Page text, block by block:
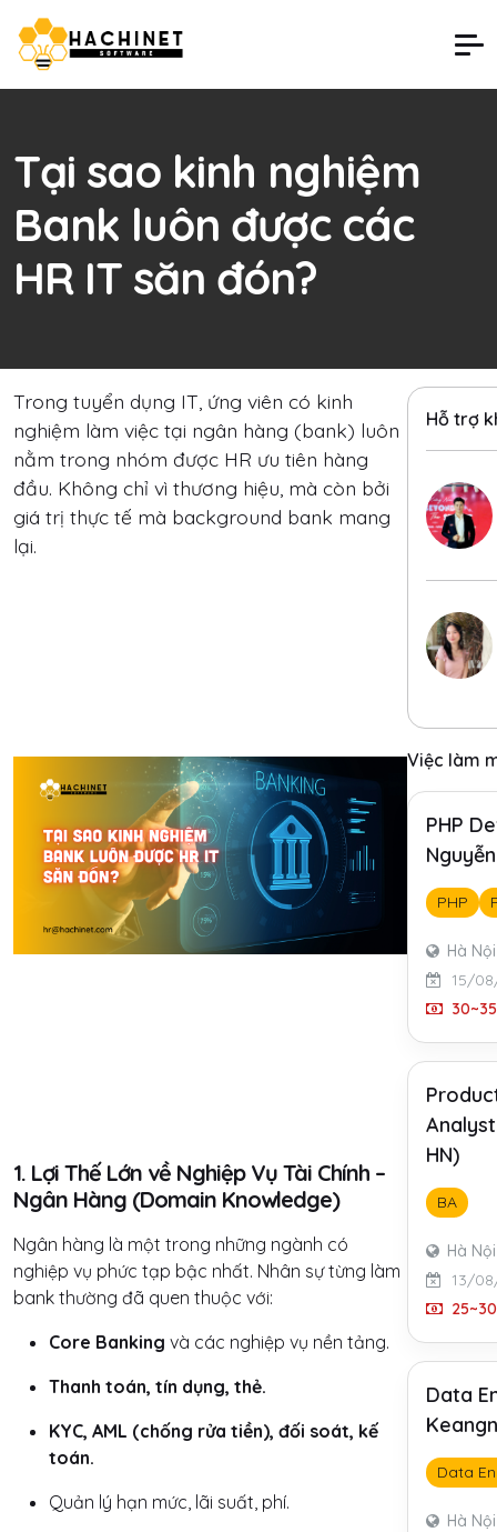
Tại sao kinh nghiệm
Bank luôn được các
HR IT săn đón?
Trong tuyển dụng IT, ứng viên có kinh
nghiệm làm việc tại ngân hàng (bank) luôn
nằm trong nhóm được HR ưu tiên hàng
đầu. Không chỉ vì thương hiệu, mà còn bởi
giá trị thực tế mà background bank mang
lại.
1. Lợi Thế Lớn về Nghiệp Vụ Tài Chính –
Ngân Hàng (Domain Knowledge)
Ngân hàng là một trong những ngành có
nghiệp vụ phức tạp bậc nhất. Nhân sự từng làm
bank thường đã quen thuộc với:
Core Banking và các nghiệp vụ nền tảng.
Thanh toán, tín dụng, thẻ.
KYC, AML (chống rửa tiền), đối soát, kế
toán.
Quản lý hạn mức, lãi suất, phí.
Hỗ trợ
Việc làm
PHP
PHP
Hà Nội
15/
HN)
BA
Hà Nội
13/
Data
Data
Hà Nội